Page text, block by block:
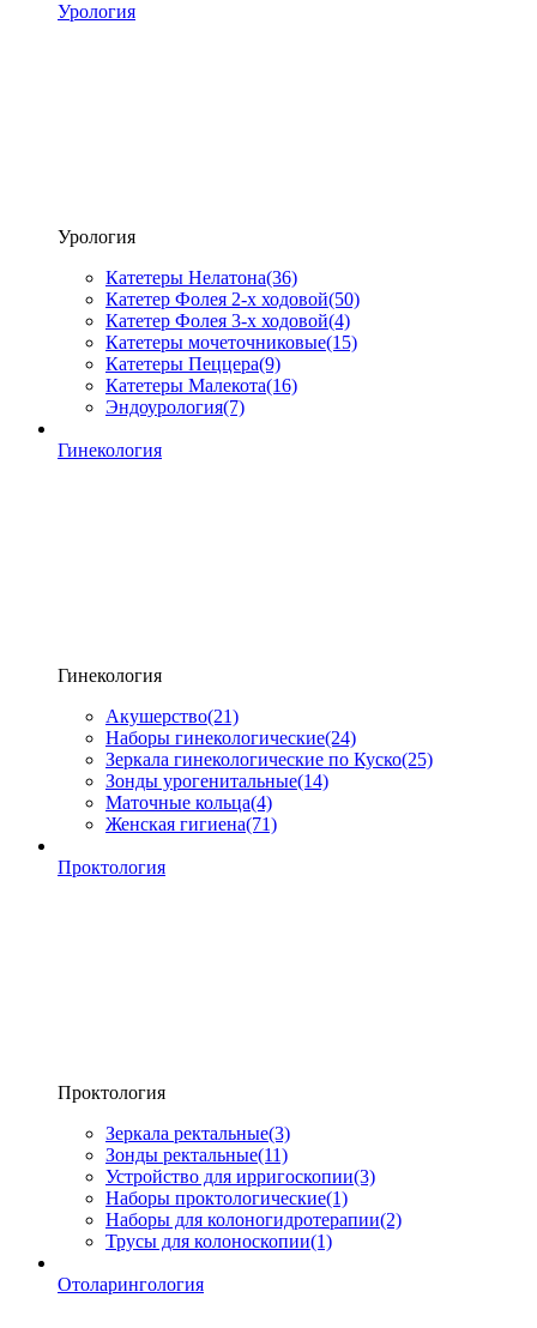
Урология
Урология
Катетеры Нелатона(36)
Катетер Фолея 2-х ходовой(50)
Катетер Фолея 3-х ходовой(4)
Катетеры мочеточниковые(15)
Катетеры Пеццера(9)
Катетеры Малекота(16)
Эндоурология(7)
Гинекология
Гинекология
Акушерство(21)
Наборы гинекологические(24)
Зеркала гинекологические по Куско(25)
Зонды урогенитальные(14)
Маточные кольца(4)
Женская гигиена(71)
Проктология
Проктология
Зеркала ректальные(3)
Зонды ректальные(11)
Устройство для ирригоскопии(3)
Наборы проктологические(1)
Наборы для колоногидротерапии(2)
Трусы для колоноскопии(1)
Отоларингология